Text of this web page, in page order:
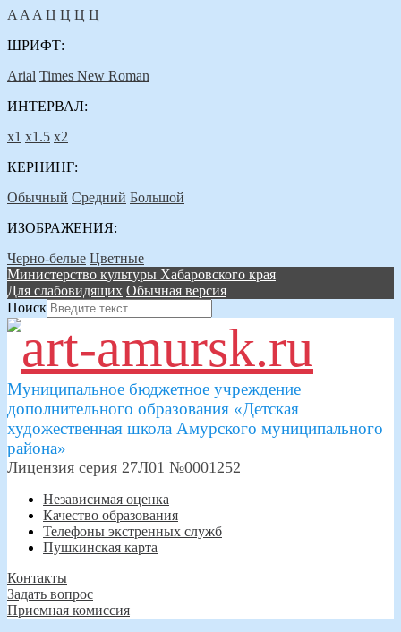
A A A Ц Ц Ц Ц
ШРИФТ:
Arial Times New Roman
ИНТЕРВАЛ:
х1 х1.5 х2
КЕРНИНГ:
Обычный Средний Большой
ИЗОБРАЖЕНИЯ:
Черно-белые Цветные
Министерство культуры Хабаровского края
Для слабовидящих Обычная версия
Поиск
Муниципальное бюджетное учреждение
дополнительного образования «Детская
художественная школа Амурского муниципального
района»
Лицензия серия 27Л01 №0001252
Независимая оценка
Качество образования
Телефоны экстренных служб
Пушкинская карта
Контакты
Задать вопрос
Приемная комиссия